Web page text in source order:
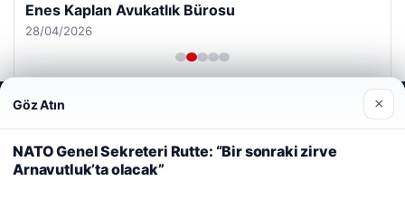
Web sitemizi nasıl kullandığınızı daha iyi anlayabilmek,
deneyiminizi kişiselleştirmek ve geliştirmek amacıyla çerezler
kullanıyoruz.
Çerez Politikamız
Reddet Kabul Et
Göz Atın ×
NATO Genel Sekreteri Rutte: “Bir sonraki zirve
Arnavutluk’ta olacak”